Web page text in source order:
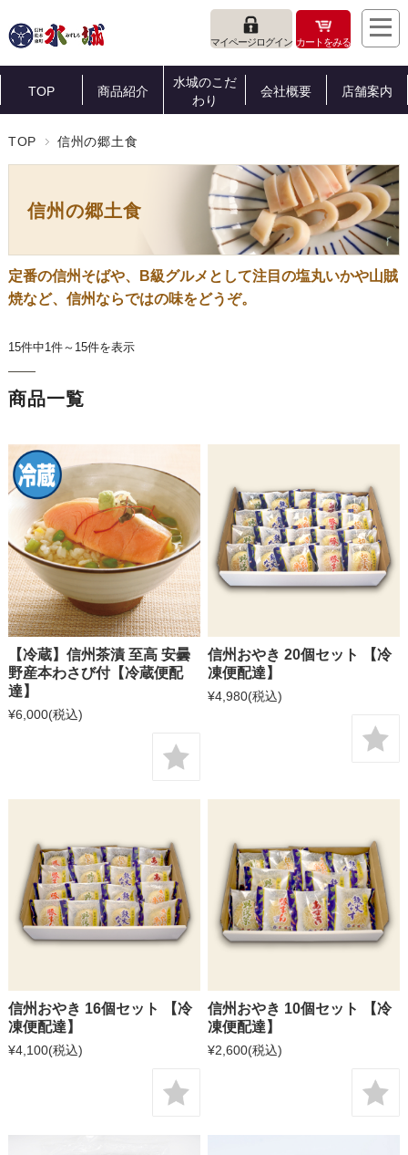
マイページログイン カートをみる
TOP 商品紹介
水城のこだ
わり
会社概要 店舗案内
TOP 信州の郷土食
信州の郷土食
定番の信州そばや、B級グルメとして注目の塩丸いかや山賊
焼など、信州ならではの味をどうぞ。
15件中1件～15件を表示
商品一覧
【冷蔵】信州茶漬 至高 安曇
野産本わさび付【冷蔵便配
達】
¥6,000(税込)
信州おやき 20個セット 【冷
凍便配達】
¥4,980(税込)
信州おやき 16個セット 【冷
凍便配達】
¥4,100(税込)
信州おやき 10個セット 【冷
凍便配達】
¥2,600(税込)